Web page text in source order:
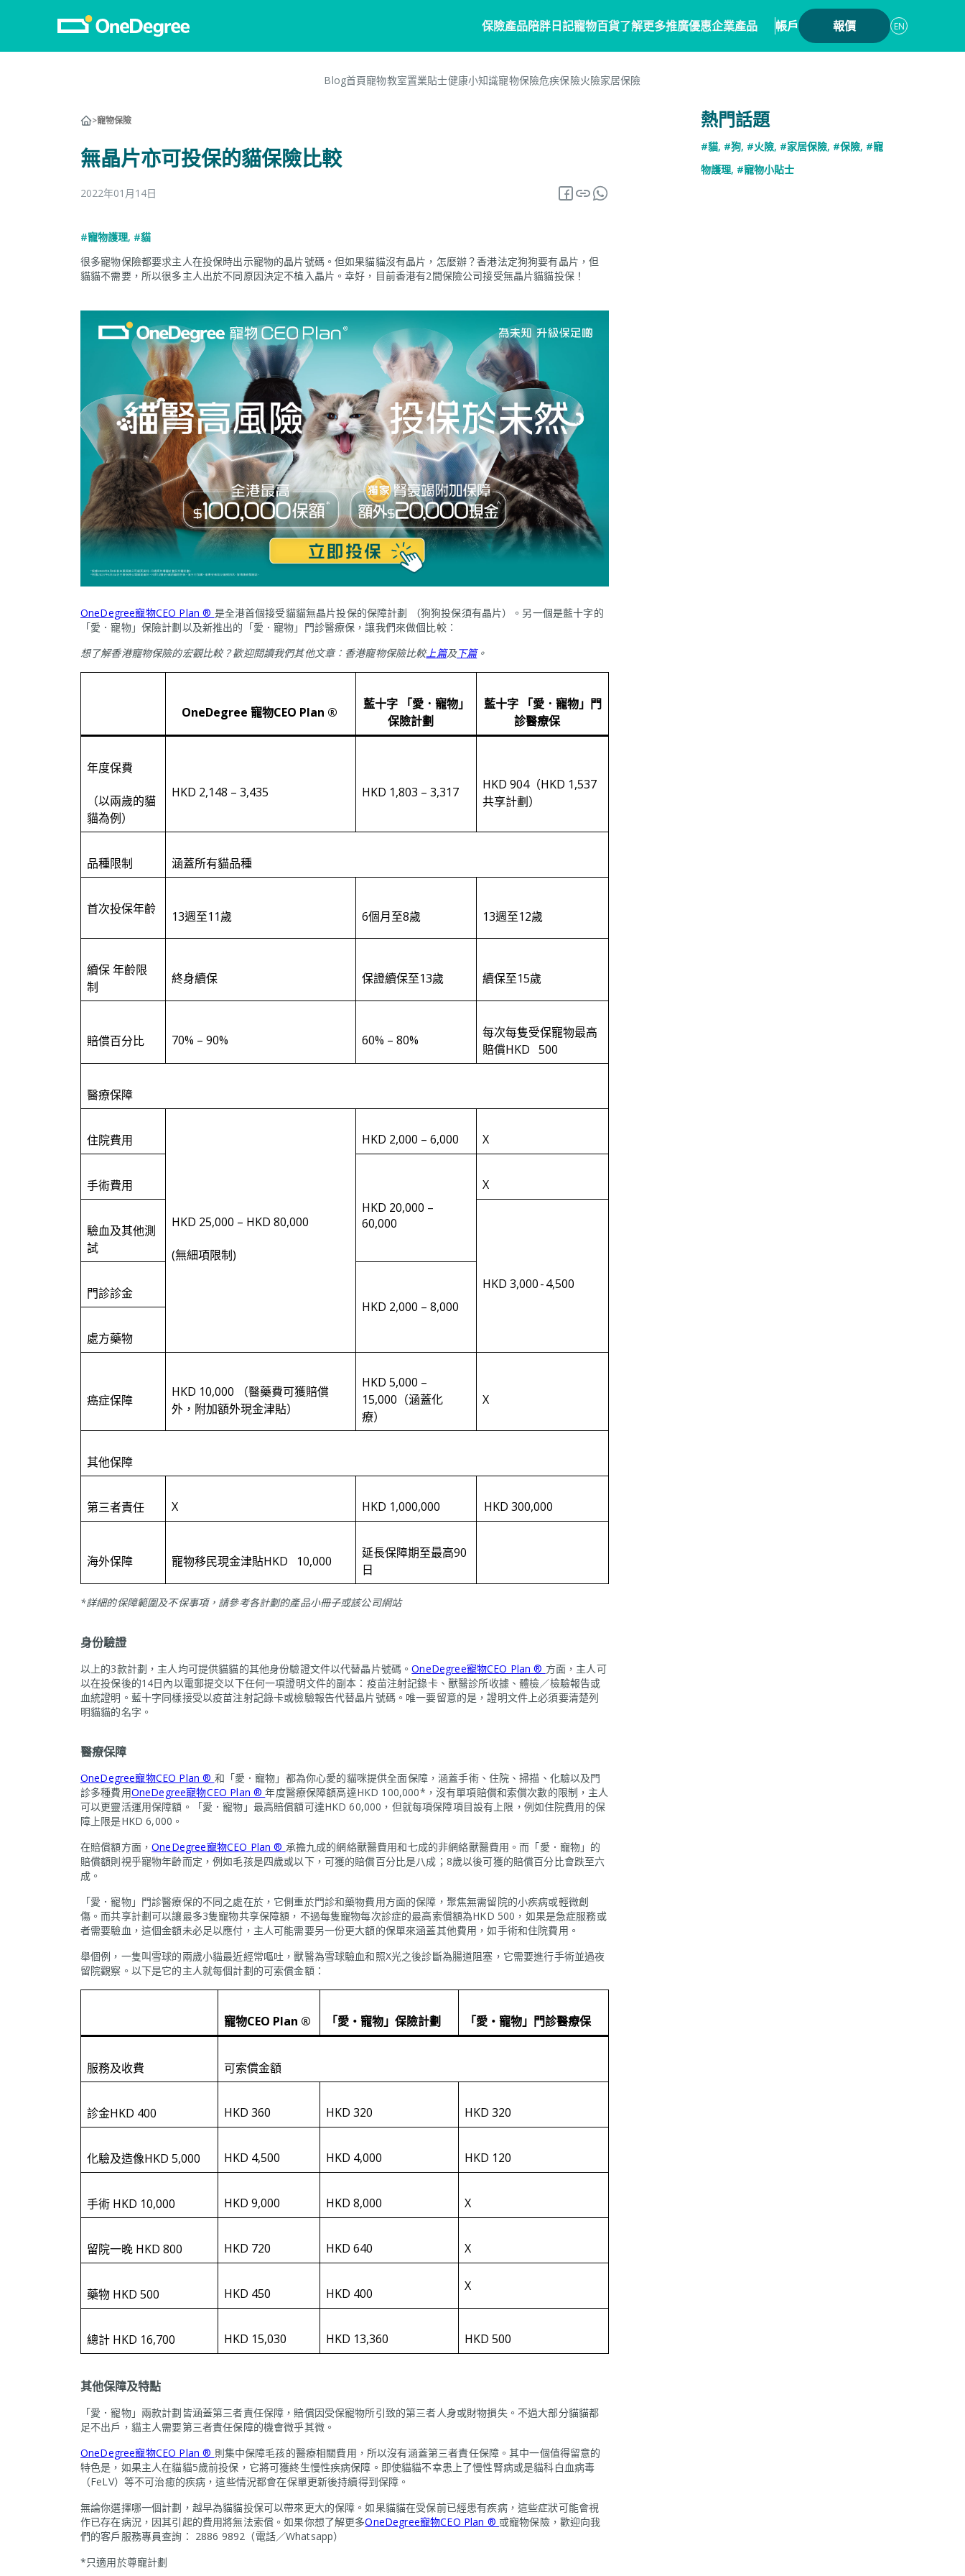
保險產品
狗狗保險
申請索償
陪胖日記
Pawbook Tag
寵物百貨了解更多
保險101
推廣優惠企業產品
保險核心系統
數碼保險
數字資產保險
帳戶 報價 EN
Blog首頁寵物教室置業貼士健康小知識寵物保險危疾保險火險家居保險
>寵物保險
無晶片亦可投保的貓保險比較
2022年01月14日
#寵物護理, #貓
很多寵物保險都要求主人在投保時出示寵物的晶片號碼。但如果貓貓沒有晶片，怎麼辦？香港法定狗狗要有晶片，但
貓貓不需要，所以很多主人出於不同原因決定不植入晶片。幸好，目前香港有2間保險公司接受無晶片貓貓投保！
OneDegree寵物CEO Plan ® 是全港首個接受貓貓無晶片投保的保障計劃 （狗狗投保須有晶片）。另一個是藍十字的
「愛．寵物」保險計劃以及新推出的「愛．寵物」門診醫療保，讓我們來做個比較：
想了解香港寵物保險的宏觀比較？歡迎閱讀我們其他文章：香港寵物保險比較上篇及下篇。
OneDegree 寵物CEO Plan ®
藍十字 「愛．寵物」
保險計劃
藍十字 「愛．寵物」門
診醫療保
年度保費
（以兩歲的貓
貓為例）
HKD 2,148 – 3,435 HKD 1,803 – 3,317
HKD 904（HKD 1,537
共享計劃）
品種限制 涵蓋所有貓品種
首次投保年齡 13週至11歲 6個月至8歲 13週至12歲
續保 年齡限
制
終身續保 保證續保至13歲 續保至15歲
賠償百分比 70% – 90% 60% – 80%
每次每隻受保寵物最高
賠償HKD 500
醫療保障
住院費用
HKD 25,000 – HKD 80,000
(無細項限制)
HKD 2,000 – 6,000 X
手術費用
HKD 20,000 –
60,000
X
驗血及其他測
試
HKD 3,000 - 4,500
門診診金
HKD 2,000 – 8,000
處方藥物
癌症保障
HKD 10,000 （醫藥費可獲賠償
外，附加額外現金津貼）
HKD 5,000 –
15,000（涵蓋化
療）
X
其他保障
第三者責任 X HKD 1,000,000 HKD 300,000
海外保障 寵物移民現金津貼HKD 10,000
延長保障期至最高90
日
*詳細的保障範圍及不保事項，請參考各計劃的產品小冊子或該公司網站
身份驗證
以上的3款計劃，主人均可提供貓貓的其他身份驗證文件以代替晶片號碼。OneDegree寵物CEO Plan ® 方面，主人可
以在投保後的14日內以電郵提交以下任何一項證明文件的副本：疫苗注射記錄卡、獸醫診所收據、體檢／檢驗報告或
血統證明。藍十字同樣接受以疫苗注射記錄卡或檢驗報告代替晶片號碼。唯一要留意的是，證明文件上必須要清楚列
明貓貓的名字。
醫療保障
OneDegree寵物CEO Plan ® 和「愛．寵物」都為你心愛的貓咪提供全面保障，涵蓋手術、住院、掃描、化驗以及門
診多種費用OneDegree寵物CEO Plan ®年度醫療保障額高達HKD 100,000*，沒有單項賠償和索償次數的限制，主人
可以更靈活運用保障額。「愛．寵物」最高賠償額可達HKD 60,000，但就每項保障項目設有上限，例如住院費用的保
障上限是HKD 6,000。
在賠償額方面，OneDegree寵物CEO Plan ® 承擔九成的網絡獸醫費用和七成的非網絡獸醫費用。而「愛．寵物」的
賠償額則視乎寵物年齡而定，例如毛孩是四歲或以下，可獲的賠償百分比是八成；8歲以後可獲的賠償百分比會跌至六
成。
「愛．寵物」門診醫療保的不同之處在於，它側重於門診和藥物費用方面的保障，聚焦無需留院的小疾病或輕微創
傷。而共享計劃可以讓最多3隻寵物共享保障額，不過每隻寵物每次診症的最高索償額為HKD 500，如果是急症服務或
者需要驗血，這個金額未必足以應付，主人可能需要另一份更大額的保單來涵蓋其他費用，如手術和住院費用。
舉個例，一隻叫雪球的兩歲小貓最近經常嘔吐，獸醫為雪球驗血和照X光之後診斷為腸道阻塞，它需要進行手術並過夜
留院觀察。以下是它的主人就每個計劃的可索償金額：
寵物CEO Plan ® 「愛‧寵物」保險計劃 「愛‧寵物」門診醫療保
服務及收費 可索償金額
診金HKD 400 HKD 360 HKD 320 HKD 320
化驗及造像HKD 5,000 HKD 4,500 HKD 4,000 HKD 120
手術 HKD 10,000 HKD 9,000 HKD 8,000 X
留院一晚 HKD 800 HKD 720 HKD 640 X
藥物 HKD 500 HKD 450 HKD 400 X
總計 HKD 16,700 HKD 15,030 HKD 13,360 HKD 500
其他保障及特點
「愛．寵物」兩款計劃皆涵蓋第三者責任保障，賠償因受保寵物所引致的第三者人身或財物損失。不過大部分貓貓都
足不出戶，貓主人需要第三者責任保障的機會微乎其微。
OneDegree寵物CEO Plan ® 則集中保障毛孩的醫療相關費用，所以沒有涵蓋第三者責任保障。其中一個值得留意的
特色是，如果主人在貓貓5歲前投保，它將可獲終生慢性疾病保障。即使貓貓不幸患上了慢性腎病或是貓科白血病毒
（FeLV）等不可治癒的疾病，這些情況都會在保單更新後持續得到保障。
無論你選擇哪一個計劃，越早為貓貓投保可以帶來更大的保障。如果貓貓在受保前已經患有疾病，這些症狀可能會視
作已存在病況，因其引起的費用將無法索償。如果你想了解更多OneDegree寵物CEO Plan ® 或寵物保險，歡迎向我
們的客戶服務專員查詢： 2886 9892（電話／Whatsapp）
*只適用於尊寵計劃
熱門話題
#貓, #狗, #火險, #家居保險, #保險, #寵
物護理, #寵物小貼士